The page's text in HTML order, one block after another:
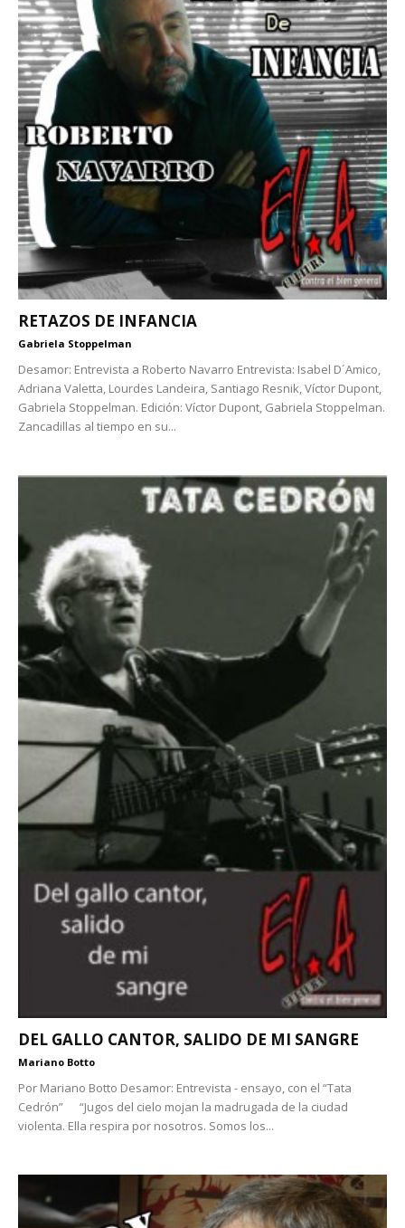
RETAZOS DE INFANCIA
Gabriela Stoppelman
Desamor: Entrevista a Roberto Navarro Entrevista: Isabel D´Amico,
Adriana Valetta, Lourdes Landeira, Santiago Resnik, Víctor Dupont,
Gabriela Stoppelman. Edición: Víctor Dupont, Gabriela Stoppelman.
Zancadillas al tiempo en su...
DEL GALLO CANTOR, SALIDO DE MI SANGRE
Mariano Botto
Por Mariano Botto Desamor: Entrevista - ensayo, con el “Tata
Cedrón” “Jugos del cielo mojan la madrugada de la ciudad
violenta. Ella respira por nosotros. Somos los...